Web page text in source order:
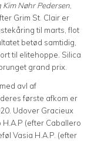
Kim Nøhr Pedersen,
Grim St. Clair er
til marts, flot
betød samtidig,
til elitehoppe. Silica
grand prix.
avl af
første afkom er
Udover Gracieux
(efter Caballero
Vasia H.A.P. (efter